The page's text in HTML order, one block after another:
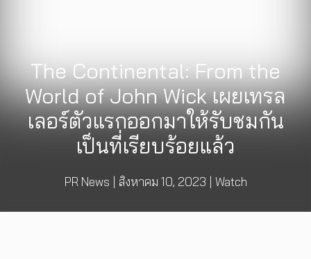
The Continental: From the
World of John Wick เผยเทรล
เลอร์ตัวแรกออกมาให้รับชมกัน
เป็นที่เรียบร้อยแล้ว
PR News | สิงหาคม 10, 2023 | Watch